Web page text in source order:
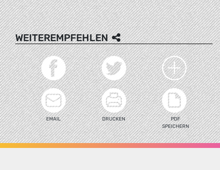
WEITEREMPFEHLEN
EMAIL DRUCKEN
PDF
SPEICHERN